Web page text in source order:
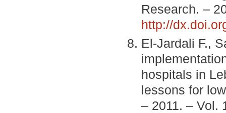
Research. –
http://
El-Jardali F.,
hospitals in
lessons for
– 2011. – Vol.